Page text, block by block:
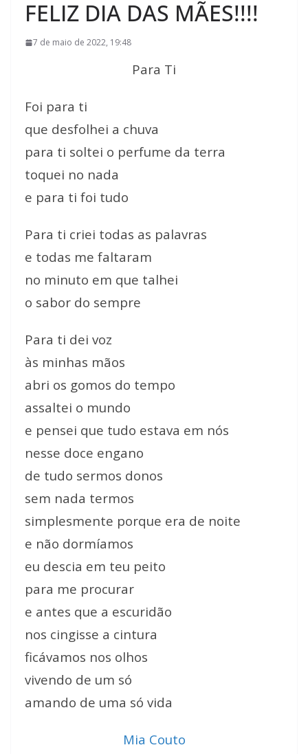
FELIZ DIA DAS MÃES!!!!
7 de maio de 2022, 19:48
Para Ti
Foi para ti
que desfolhei a chuva
para ti soltei o perfume da terra
toquei no nada
e para ti foi tudo
Para ti criei todas as palavras
e todas me faltaram
no minuto em que talhei
o sabor do sempre
Para ti dei voz
às minhas mãos
abri os gomos do tempo
assaltei o mundo
e pensei que tudo estava em nós
nesse doce engano
de tudo sermos donos
sem nada termos
simplesmente porque era de noite
e não dormíamos
eu descia em teu peito
para me procurar
e antes que a escuridão
nos cingisse a cintura
ficávamos nos olhos
vivendo de um só
amando de uma só vida
Mia Couto